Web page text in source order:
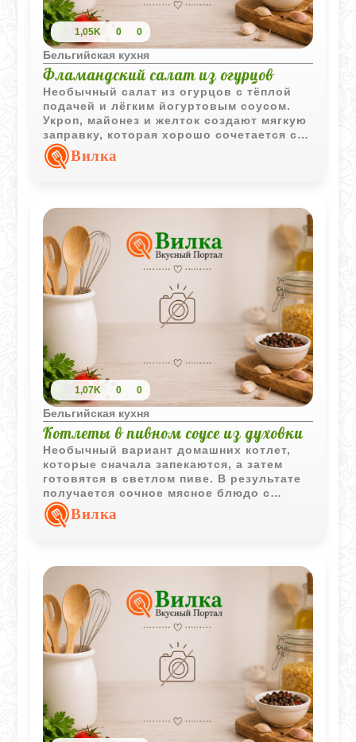
1,05K 0 0
Бельгийская кухня
Фламандский салат из огурцов
Необычный салат из огурцов с тёплой
подачей и лёгким йогуртовым соусом.
Укроп, майонез и желток создают мягкую
заправку, которая хорошо сочетается с
отварными овощами и хрустящими
гренками.
Вилка
1,07K 0 0
Бельгийская кухня
Котлеты в пивном соусе из духовки
Необычный вариант домашних котлет,
которые сначала запекаются, а затем
готовятся в светлом пиве. В результате
получается сочное мясное блюдо с
насыщенным соусом и выразительным
ароматом.
Вилка